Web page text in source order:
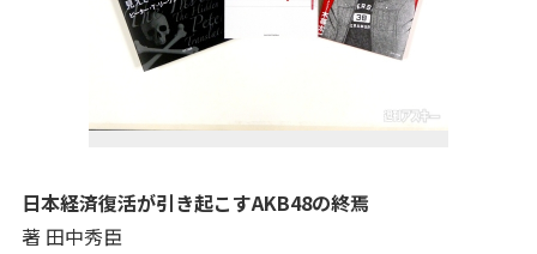
日本経済復活が引き起こすAKB48の終焉
著 田中秀臣